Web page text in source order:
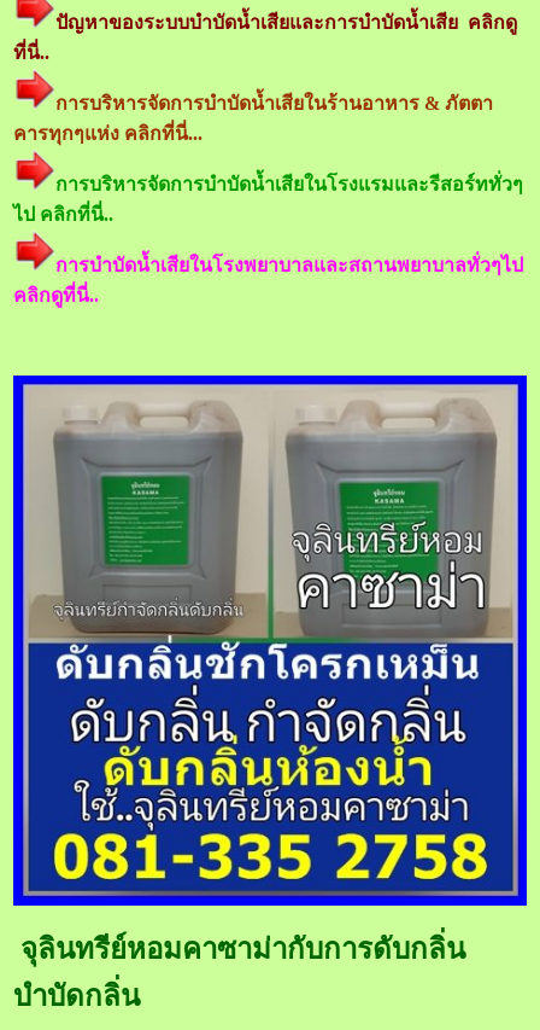
ปัญหาของระบบบำบัดน้ำเสียและการบำบัดน้ำเสีย คลิกดู
ที่นี่..
การบริหารจัดการบำบัดน้ำเสียในร้านอาหาร & ภัตตา
คารทุกๆแห่ง คลิกที่นี่...
การบริหารจัดการบำบัดน้ำเสียในโรงแรมและรีสอร์ททั่วๆ
ไป คลิกที่นี่..
การบำบัดน้ำเสียในโรงพยาบาลและสถานพยาบาลทั่วๆไป
คลิกดูที่นี่..
จุลินทรีย์หอมคาซาม่ากับการดับกลิ่น
บำบัดกลิ่น